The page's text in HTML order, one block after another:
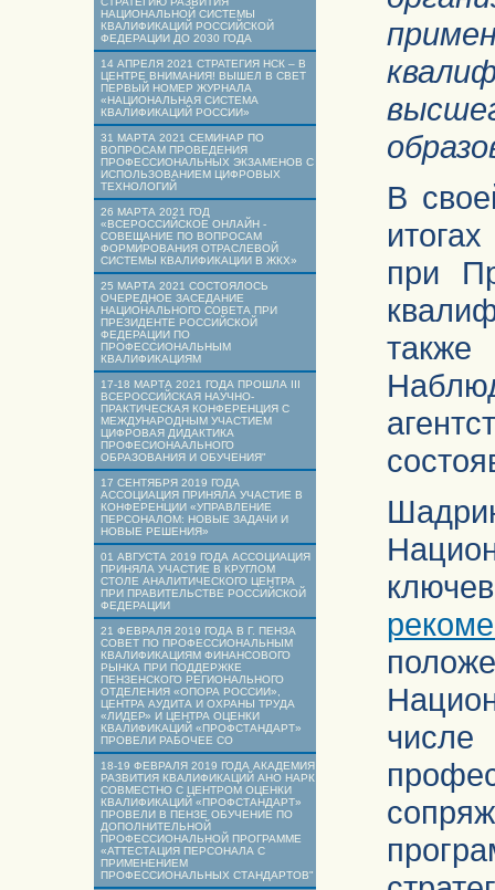
НАЦИОНАЛЬНОЙ СИСТЕМЫ
КВАЛИФИКАЦИЙ РОССИЙСКОЙ
ФЕДЕРАЦИИ ДО 2030 ГОДА
14 АПРЕЛЯ 2021 СТРАТЕГИЯ НСК – В
ЦЕНТРЕ ВНИМАНИЯ! ВЫШЕЛ В СВЕТ
ПЕРВЫЙ НОМЕР ЖУРНАЛА
«НАЦИОНАЛЬНАЯ СИСТЕМА
КВАЛИФИКАЦИЙ РОССИИ»
31 МАРТА 2021 СЕМИНАР ПО
ВОПРОСАМ ПРОВЕДЕНИЯ
ПРОФЕССИОНАЛЬНЫХ ЭКЗАМЕНОВ С
ИСПОЛЬЗОВАНИЕМ ЦИФРОВЫХ
ТЕХНОЛОГИЙ
26 МАРТА 2021 ГОД
«ВСЕРОССИЙСКОЕ ОНЛАЙН -
СОВЕЩАНИЕ ПО ВОПРОСАМ
ФОРМИРОВАНИЯ ОТРАСЛЕВОЙ
СИСТЕМЫ КВАЛИФИКАЦИИ В ЖКХ»
25 МАРТА 2021 СОСТОЯЛОСЬ
ОЧЕРЕДНОЕ ЗАСЕДАНИЕ
НАЦИОНАЛЬНОГО СОВЕТА ПРИ
ПРЕЗИДЕНТЕ РОССИЙСКОЙ
ФЕДЕРАЦИИ ПО
ПРОФЕССИОНАЛЬНЫМ
КВАЛИФИКАЦИЯМ
17-18 МАРТА 2021 ГОДА ПРОШЛА III
ВСЕРОССИЙСКАЯ НАУЧНО-
ПРАКТИЧЕСКАЯ КОНФЕРЕНЦИЯ С
МЕЖДУНАРОДНЫМ УЧАСТИЕМ
ЦИФРОВАЯ ДИДАКТИКА
ПРОФЕСИОНААЛЬНОГО
ОБРАЗОВАНИЯ И ОБУЧЕНИЯ"
17 СЕНТЯБРЯ 2019 ГОДА
АССОЦИАЦИЯ ПРИНЯЛА УЧАСТИЕ В
КОНФЕРЕНЦИИ «УПРАВЛЕНИЕ
ПЕРСОНАЛОМ: НОВЫЕ ЗАДАЧИ И
НОВЫЕ РЕШЕНИЯ»
01 АВГУСТА 2019 ГОДА АССОЦИАЦИЯ
ПРИНЯЛА УЧАСТИЕ В КРУГЛОМ
СТОЛЕ АНАЛИТИЧЕСКОГО ЦЕНТРА
ПРИ ПРАВИТЕЛЬСТВЕ РОССИЙСКОЙ
ФЕДЕРАЦИИ
21 ФЕВРАЛЯ 2019 ГОДА В Г. ПЕНЗА
СОВЕТ ПО ПРОФЕССИОНАЛЬНЫМ
КВАЛИФИКАЦИЯМ ФИНАНСОВОГО
РЫНКА ПРИ ПОДДЕРЖКЕ
ПЕНЗЕНСКОГО РЕГИОНАЛЬНОГО
ОТДЕЛЕНИЯ «ОПОРА РОССИИ»,
ЦЕНТРА АУДИТА И ОХРАНЫ ТРУДА
«ЛИДЕР» И ЦЕНТРА ОЦЕНКИ
КВАЛИФИКАЦИЙ «ПРОФСТАНДАРТ»
ПРОВЕЛИ РАБОЧЕЕ СО
18-19 ФЕВРАЛЯ 2019 ГОДА АКАДЕМИЯ
РАЗВИТИЯ КВАЛИФИКАЦИЙ АНО НАРК
СОВМЕСТНО С ЦЕНТРОМ ОЦЕНКИ
КВАЛИФИКАЦИЙ «ПРОФСТАНДАРТ»
ПРОВЕЛИ В ПЕНЗЕ ОБУЧЕНИЕ ПО
ДОПОЛНИТЕЛЬНОЙ
ПРОФЕССИОНАЛЬНОЙ ПРОГРАММЕ
«АТТЕСТАЦИЯ ПЕРСОНАЛА С
ПРИМЕНЕНИЕМ
ПРОФЕССИОНАЛЬНЫХ СТАНДАРТОВ"
В
при